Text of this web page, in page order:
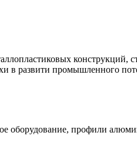
в развити промышленного
оборудование, профили